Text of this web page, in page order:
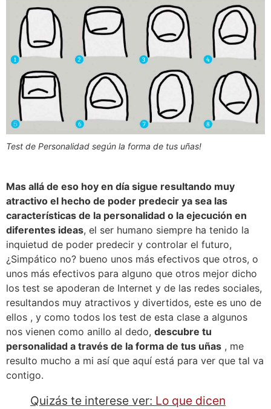
Test de Personalidad según la forma de tus uñas!
Mas allá de eso hoy en día sigue resultando muy
atractivo el hecho de poder predecir ya sea las
características de la personalidad o la ejecución en
diferentes ideas, el ser humano siempre ha tenido la
inquietud de poder predecir y controlar el futuro,
¿Simpático no? bueno unos más efectivos que otros, o
unos más efectivos para alguno que otros mejor dicho
los test se apoderan de Internet y de las redes sociales,
resultandos muy atractivos y divertidos, este es uno de
ellos , y como todos los test de esta clase a algunos
nos vienen como anillo al dedo, descubre tu
personalidad a través de la forma de tus uñas , me
resulto mucho a mi así que aquí está para ver que tal va
contigo.
Quizás te interese ver: Lo que dicen